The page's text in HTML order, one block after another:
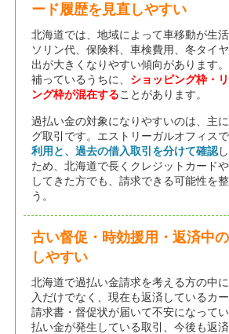
ード履歴を見直しやすい
北海道では、地域によって車移動が生
ソリン代、保険料、車検費用、冬タイ
出が大きくなりやすい傾向があります
補っているうちに、 ショッピング枠・
ング枠が混在することがあります。
過払い金の対象になりやすいのは、主
グ取引です。エストリーガルオフィスで
利用と、過去の借入取引を分けて確認
ため、北海道で長くクレジットカード
してきた方でも、請求できる可能性を
う。
古い督促・時効援用・返済中
しやすい
北海道で過払い金請求を考える方の中
入だけでなく、現在も返済しているカ
請求書・督促状が届いて不安になって
払い金が発生している取引、今後も返